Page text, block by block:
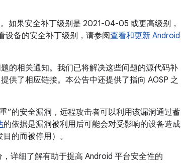
如果安全补丁级别是 2021-04-05 或更高级别，
设备的安全补丁级别，请参阅查看和更新 Android
的相关通知。我们已将解决这些问题的源代码补
供了相应链接。本公告中还提供了指向 AOSP 之
”的安全漏洞，远程攻击者可以利用该漏洞通过蓄
的依据是漏洞被利用后可能会对受影响的设备造成
的而被停用）。
，详细了解有助于提高 Android 平台安全性的